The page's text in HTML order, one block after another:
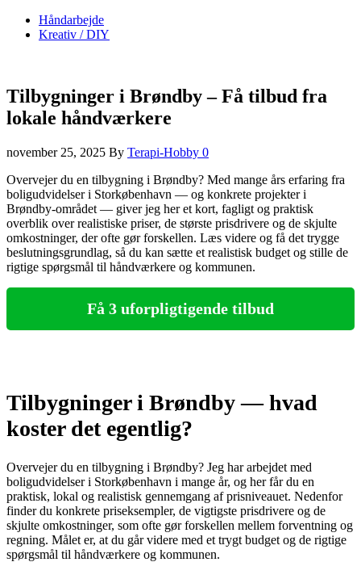
Håndarbejde
Kreativ / DIY
Tilbygninger i Brøndby – Få tilbud fra
lokale håndværkere
november 25, 2025 By Terapi-Hobby 0
Overvejer du en tilbygning i Brøndby? Med mange års erfaring fra
boligudvidelser i Storkøbenhavn — og konkrete projekter i
Brøndby‑området — giver jeg her et kort, fagligt og praktisk
overblik over realistiske priser, de største prisdrivere og de skjulte
omkostninger, der ofte gør forskellen. Læs videre og få det trygge
beslutningsgrundlag, så du kan sætte et realistisk budget og stille de
rigtige spørgsmål til håndværkere og kommunen.
Få 3 uforpligtigende tilbud
Tilbygninger i Brøndby — hvad
koster det egentlig?
Overvejer du en tilbygning i Brøndby? Jeg har arbejdet med
boligudvidelser i Storkøbenhavn i mange år, og her får du en
praktisk, lokal og realistisk gennemgang af prisniveauet. Nedenfor
finder du konkrete priseksempler, de vigtigste prisdrivere og de
skjulte omkostninger, som ofte gør forskellen mellem forventning og
regning. Målet er, at du går videre med et trygt budget og de rigtige
spørgsmål til håndværkere og kommunen.